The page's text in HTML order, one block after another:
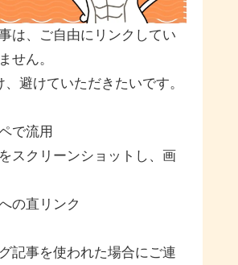
は、ご自由にリンクしてい
せん。
避けていただきたいです。
で流用
スクリーンショットし、画
の直リンク
記事を使われた場合にご連